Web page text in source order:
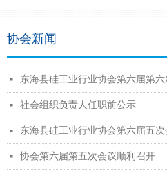
协会新闻
넷 东海县硅工业行业协会第六届第
넷 社会组织负责人任职前公示
넷 东海县硅工业行业协会第六届五
넷 协会第六届第五次会议顺利召开